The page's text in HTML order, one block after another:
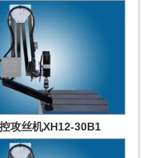
攻丝机XH12-30B1